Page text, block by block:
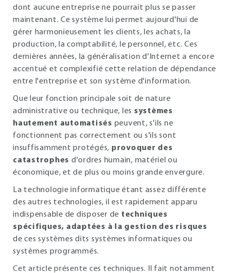
dont aucune entreprise ne pourrait plus se passer
maintenant. Ce système lui permet aujourd'hui de
gérer harmonieusement les clients, les achats, la
production, la comptabilité, le personnel, etc. Ces
dernières années, la généralisation d'Internet a encore
accentué et complexifié cette relation de dépendance
entre l'entreprise et son système d'information.
Que leur fonction principale soit de nature
administrative ou technique, les systèmes
hautement automatisés peuvent, s'ils ne
fonctionnent pas correctement ou s'ils sont
insuffisamment protégés, provoquer des
catastrophes d'ordres humain, matériel ou
économique, et de plus ou moins grande envergure.
La technologie informatique étant assez différente
des autres technologies, il est rapidement apparu
indispensable de disposer de techniques
spécifiques, adaptées à la gestion des risques
de ces systèmes dits systèmes informatiques ou
systèmes programmés.
Cet article présente ces techniques. Il fait notamment